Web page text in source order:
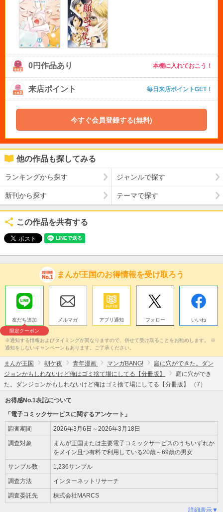
0円作品あり 本棚に入れておこう！
来店ポイント 毎日来店ポイントGET！
今すぐ会員登録する(無料)
他の作品も探してみる
ランキングから探す ジャンルで探す
新刊から探す テーマで探す
この作品を共有する
まんが王国のお得情報を受け取ろう
友だち追加
限定クーポン
メルマガ アプリ通知 フォロー いいね
※通知する情報およびタイミングが異なりますので、併せて受け取ることをお勧めします。 ※
通知をしないキャンペーンもあります。ご了承ください。
まんが王国 朝ケ夜 青年漫画 マンガBANG!
庭に穴ができた。ダン
ジョンかもしれないけど俺はゴミ捨て場にしてる【分冊版】
庭に穴ができ
た。ダンジョンかもしれないけど俺はゴミ捨て場にしてる【分冊版】 （7）
お得感No.1表記について
「電子コミックサービスに関するアンケート」
調査期間 2026年3月6日～2026年3月18日
調査対象
まんが王国または主要電子コミックサービスのうちいずれか
をメイン且つ有料で利用している20歳～69歳の男女
サンプル数 1,236サンプル
調査方法 インターネットリサーチ
調査委託先 株式会社MARCS
詳細表示▼